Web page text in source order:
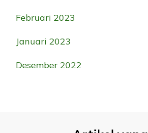
Februari 2023
Januari 2023
Desember 2022